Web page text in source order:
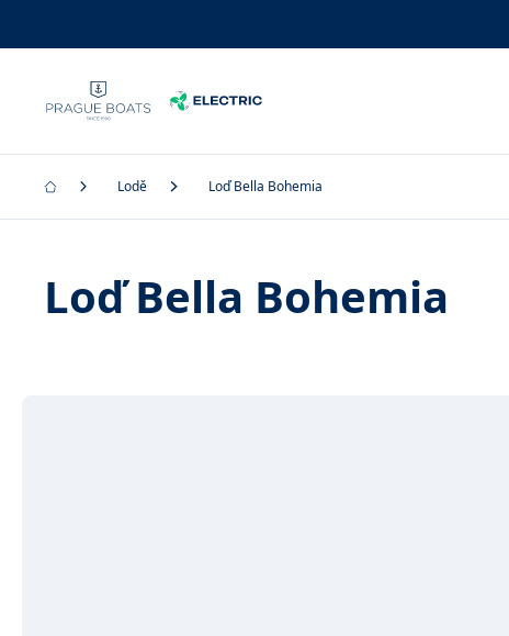
Lodě Loď Bella Bohemia
Loď Bella Bohemia